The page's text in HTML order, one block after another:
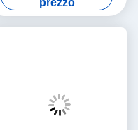
30684245 0997001070
LR002954
prezzo